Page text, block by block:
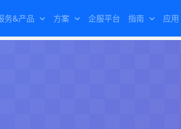
务&产品 方案 企服平台 指南 应用